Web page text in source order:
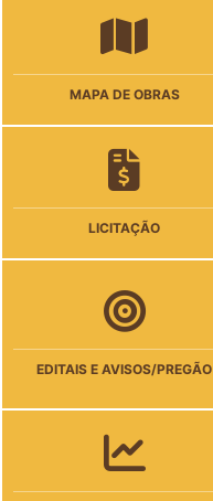
MAPA DE OBRAS
LICITAÇÃO
EDITAIS E AVISOS/PREGÃO